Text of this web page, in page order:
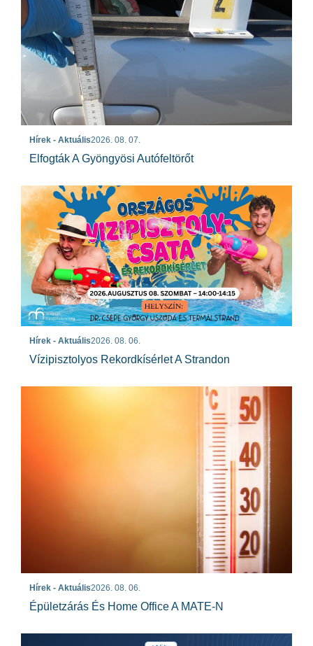
Hírek - Aktuális2026. 08. 07.
Elfogták A Gyöngyösi Autófeltörőt
Hírek - Aktuális2026. 08. 06.
Vízipisztolyos Rekordkísérlet A Strandon
Hírek - Aktuális2026. 08. 06.
Épületzárás És Home Office A MATE-N